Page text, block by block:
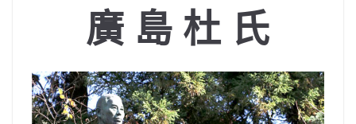
廣 島 杜 氏